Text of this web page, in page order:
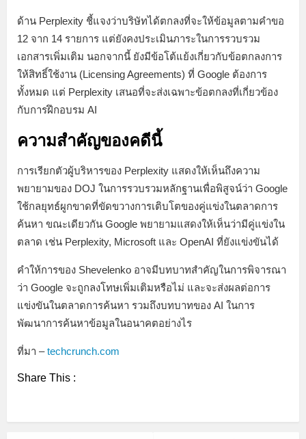
ด้าน Perplexity ชี้แจงว่าบริษัทได้ตกลงที่จะให้ข้อมูลตามคำขอ
12 จาก 14 รายการ แต่ยังคงประเมินภาระในการรวบรวม
เอกสารเพิ่มเติม นอกจากนี้ ยังมีข้อโต้แย้งเกี่ยวกับข้อตกลงการ
ให้สิทธิ์ใช้งาน (Licensing Agreements) ที่ Google ต้องการ
ทั้งหมด แต่ Perplexity เสนอที่จะส่งเฉพาะข้อตกลงที่เกี่ยวข้อง
กับการฝึกอบรม AI
ความสำคัญของคดีนี้
การเรียกตัวผู้บริหารของ Perplexity แสดงให้เห็นถึงความ
พยายามของ DOJ ในการรวบรวมหลักฐานเพื่อพิสูจน์ว่า Google
ใช้กลยุทธ์ผูกขาดที่ขัดขวางการเติบโตของคู่แข่งในตลาดการ
ค้นหา ขณะเดียวกัน Google พยายามแสดงให้เห็นว่ามีคู่แข่งใน
ตลาด เช่น Perplexity, Microsoft และ OpenAI ที่ยังแข่งขันได้
คำให้การของ Shevelenko อาจมีบทบาทสำคัญในการพิจารณา
ว่า Google จะถูกลงโทษเพิ่มเติมหรือไม่ และจะส่งผลต่อการ
แข่งขันในตลาดการค้นหา รวมถึงบทบาทของ AI ในการ
พัฒนาการค้นหาข้อมูลในอนาคตอย่างไร
ที่มา –techcrunch.com
Share This :